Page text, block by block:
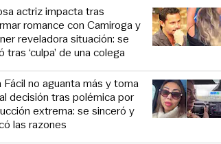
actriz impacta tras
romance con Camiroga y
reveladora situación: se
tras ‘culpa’ de una colega
Fácil no aguanta más y toma
decisión tras polémica por
extrema: se sinceró y
las razones